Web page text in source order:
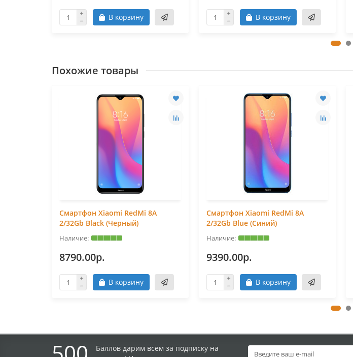
В корзину В корзину
Похожие товары
Смартфон Xiaomi RedMi 8A
2/32Gb Black (Черный)
8790.00р.
В корзину
Смартфон Xiaomi RedMi 8A
2/32Gb Blue (Синий)
9390.00р.
В корзину
Баллов дарим всем за подписку на